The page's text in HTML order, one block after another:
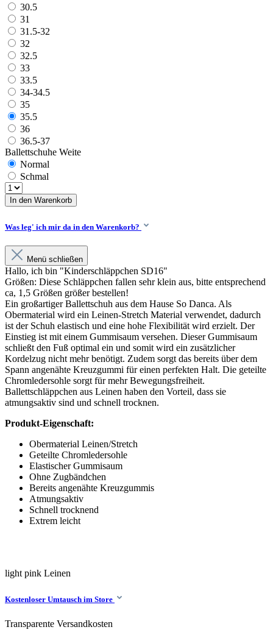
30.5
31
31.5-32
32
32.5
33
33.5
34-34.5
35
35.5
36
36.5-37
Ballettschuhe Weite
Normal
Schmal
In den Warenkorb
Was leg' ich mir da in den Warenkorb?
Menü schließen
Hallo, ich bin "Kinderschläppchen SD16"
Größen: Diese Schläppchen fallen sehr klein aus, bitte entsprechend
ca, 1,5 Größen größer bestellen!
Ein großartiger Ballettschuh aus dem Hause So Danca. Als
Obermaterial wird ein Leinen-Stretch Material verwendet, dadurch
ist der Schuh elastisch und eine hohe Flexibilität wird erzielt. Der
Einstieg ist mit einem Gummisaum versehen. Dieser Gummisaum
schließt den Fuß optimal ein und somit wird ein zusätzlicher
Kordelzug nicht mehr benötigt. Zudem sorgt das bereits über dem
Spann angenähte Kreuzgummi für einen perfekten Halt. Die geteilte
Chromledersohle sorgt für mehr Bewegungsfreiheit.
Ballettschläppchen aus Leinen haben den Vorteil, dass sie
atmungsaktiv sind und schnell trocknen.
Produkt-Eigenschaft:
Obermaterial Leinen/Stretch
Geteilte Chromledersohle
Elastischer Gummisaum
Ohne Zugbändchen
Bereits angenähte Kreuzgummis
Atmungsaktiv
Schnell trocknend
Extrem leicht
light pink Leinen
Kostenloser Umtausch im Store
Transparente Versandkosten